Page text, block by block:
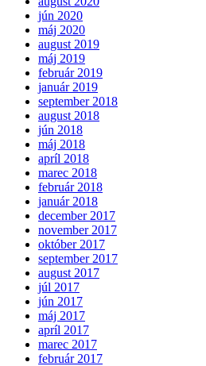
jún 2020
máj 2020
august 2019
máj 2019
február 2019
január 2019
september 2018
august 2018
jún 2018
máj 2018
apríl 2018
marec 2018
február 2018
január 2018
december 2017
november 2017
október 2017
september 2017
august 2017
júl 2017
jún 2017
máj 2017
apríl 2017
marec 2017
február 2017